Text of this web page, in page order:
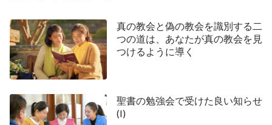
いのでしょうか？ 主よ、どうか私をお導きくださ
い。アーメン！」
2017年8月16日、水曜日、晴れ
外は太陽が出て晴れ渡り、鳥たちはまるで良い知
らせを広めているかのように、鳴きながらお互いを
真の教会と偽の教会を識別する二
つの道は、あなたが真の教会を見
つけるように導く
聖書の勉強会で受けた良い知らせ
(I)